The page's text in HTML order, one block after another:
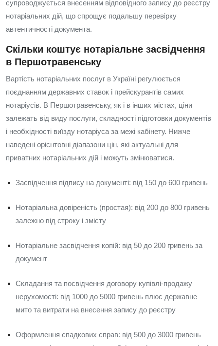
супроводжується внесенням відповідного запису до реєстру
нотаріальних дій, що спрощує подальшу перевірку
автентичності документа.
Скільки коштує нотаріальне засвідчення
в Першотравенську
Вартість нотаріальних послуг в Україні регулюється
поєднанням державних ставок і прейскурантів самих
нотаріусів. В Першотравенську, як і в інших містах, ціни
залежать від виду послуги, складності підготовки документів
і необхідності виїзду нотаріуса за межі кабінету. Нижче
наведені орієнтовні діапазони цін, які актуальні для
приватних нотаріальних дій і можуть змінюватися.
Засвідчення підпису на документі: від 150 до 600 гривень
Нотаріальна довіреність (простая): від 200 до 800 гривень
залежно від строку і змісту
Нотаріальне засвідчення копій: від 50 до 200 гривень за
документ
Складання та посвідчення договору купівлі-продажу
нерухомості: від 1000 до 5000 гривень плюс державне
мито та витрати на внесення запису до реєстру
Оформлення спадкових справ: від 500 до 3000 гривень